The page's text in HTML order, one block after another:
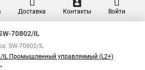
Доставка Контакты Войти
70802/IL
SW-70802/IL
IL Промышленный управляемый (L2+)